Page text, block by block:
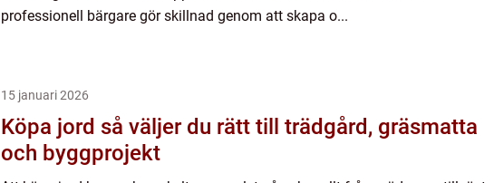
professionell bärgare gör skillnad genom att skapa o...
15 januari 2026
Köpa jord så väljer du rätt till trädgård, gräsmatta
och byggprojekt